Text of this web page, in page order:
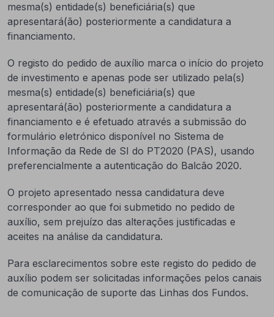
mesma(s) entidade(s) beneficiária(s) que
apresentará(ão) posteriormente a candidatura a
financiamento.
O registo do pedido de auxílio marca o início do projeto
de investimento e apenas pode ser utilizado pela(s)
mesma(s) entidade(s) beneficiária(s) que
apresentará(ão) posteriormente a candidatura a
financiamento e é efetuado através a submissão do
formulário eletrónico disponível no Sistema de
Informação da Rede de SI do PT2020 (PAS), usando
preferencialmente a autenticação do Balcão 2020.
O projeto apresentado nessa candidatura deve
corresponder ao que foi submetido no pedido de
auxílio, sem prejuízo das alterações justificadas e
aceites na análise da candidatura.
Para esclarecimentos sobre este registo do pedido de
auxílio podem ser solicitadas informações pelos canais
de comunicação de suporte das Linhas dos Fundos.